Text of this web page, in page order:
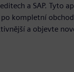
a SAP. Tyto
kompletní
a objevte